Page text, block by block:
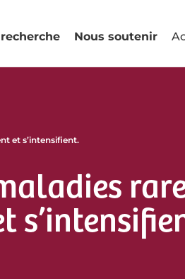
Nous soutenir
et s’intensifient.